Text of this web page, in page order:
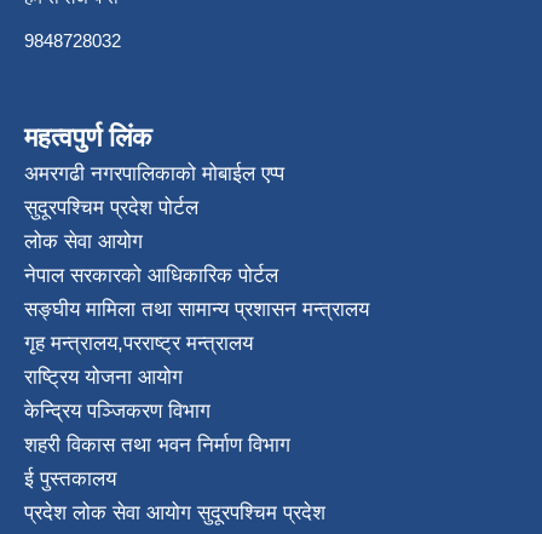
9848728032
महत्वपुर्ण लिंक
अमरगढी नगरपालिकाको मोबाईल एप्प
सुदूरपश्चिम प्रदेश पोर्टल
लोक सेवा आयोग
नेपाल सरकारको आधिकारिक पोर्टल
सङ्घीय मामिला तथा सामान्य प्रशासन मन्त्रालय
गृह मन्त्रालय,परराष्ट्र मन्त्रालय
राष्ट्रिय योजना आयोग
केन्द्रिय पञ्जिकरण विभाग
शहरी विकास तथा भवन निर्माण विभाग
ई पुस्तकालय
प्रदेश लोक सेवा आयोग सुदूरपश्चिम प्रदेश